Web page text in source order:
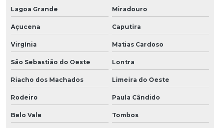
Lagoa Grande Miradouro
Açucena Caputira
Virgínia Matias Cardoso
São Sebastião do Oeste Lontra
Riacho dos Machados Limeira do Oeste
Rodeiro Paula Cândido
Belo Vale Tombos